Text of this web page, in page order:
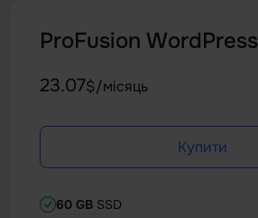
200.000 файлів на сервер
ProFusion WordPress
23.07$/місяць
Купити
60 GB SSD